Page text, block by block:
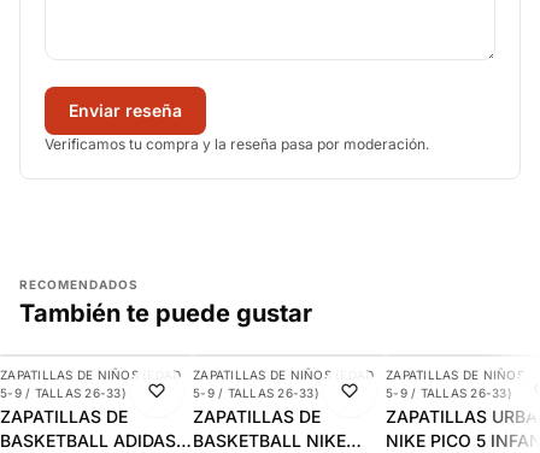
Enviar reseña
Verificamos tu compra y la reseña pasa por moderación.
RECOMENDADOS
También te puede gustar
-30%
AGREGAR
ZAPATILLAS DE NIÑOS (EDAD
5-9 / TALLAS 26-33)
ZAPATILLAS DE
BASKETBALL ADIDAS
-10%
AGREGAR
ZAPATILLAS DE NIÑOS (EDAD
5-9 / TALLAS 26-33)
ZAPATILLAS DE
BASKETBALL NIKE
-29%
ZAPATILLAS DE NIÑOS
5-9 / TALLAS 26-33)
ZAPATILLAS
NIKE PICO 5